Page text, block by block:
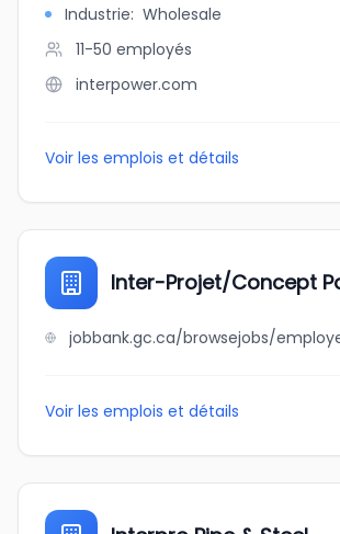
Industrie: Wholesale
11-50 employés
interpower.com
Voir les emplois et détails
Inter-Projet/Concept
Voir les emplois et détails